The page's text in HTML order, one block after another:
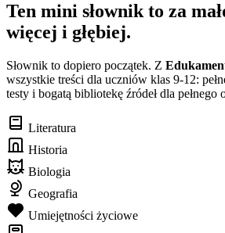
Ten mini słownik to za
więcej i głębiej.
Słownik to dopiero początek. Z
wszystkie treści dla uczniów klas 9-12:
testy i bogatą bibliotekę źródeł dla pełnego
Literatura
Historia
Biologia
Geografia
Umiejętności życiowe